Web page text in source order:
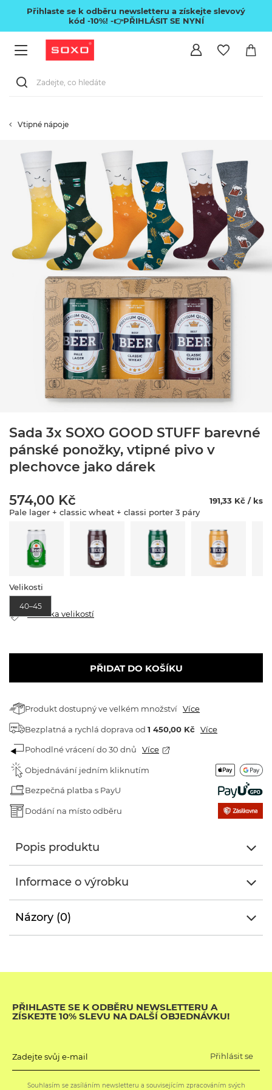
Přihlaste se k odběru newsletteru a získejte slevový
kód -10%! -👉PŘIHLÁSIT SE NYNÍ
Vtipné nápoje
Sada 3x SOXO GOOD STUFF barevné
pánské ponožky, vtipné pivo v
plechovce jako dárek
574,00 Kč
191,33 Kč / ks
Pale lager + classic wheat + classi porter 3 páry
Velikosti
40–45
Tabulka velikostí
PŘIDAT DO KOŠÍKU
Produkt dostupný ve velkém množství Více
Bezplatná a rychlá doprava od 1 450,00 Kč Více
Pohodlné vrácení do 30 dnů Více
Objednávání jedním kliknutím
Bezpečná platba s PayU
Dodání na místo odběru
Popis produktu
Informace o výrobku
Názory (0)
PŘIHLASTE SE K ODBĚRU NEWSLETTERU A
ZÍSKEJTE 10% SLEVU NA DALŠÍ OBJEDNÁVKU!
Zadejte svůj e-mail Přihlásit se
Souhlasím se zasíláním newsletteru a souvisejícím zpracováním svých